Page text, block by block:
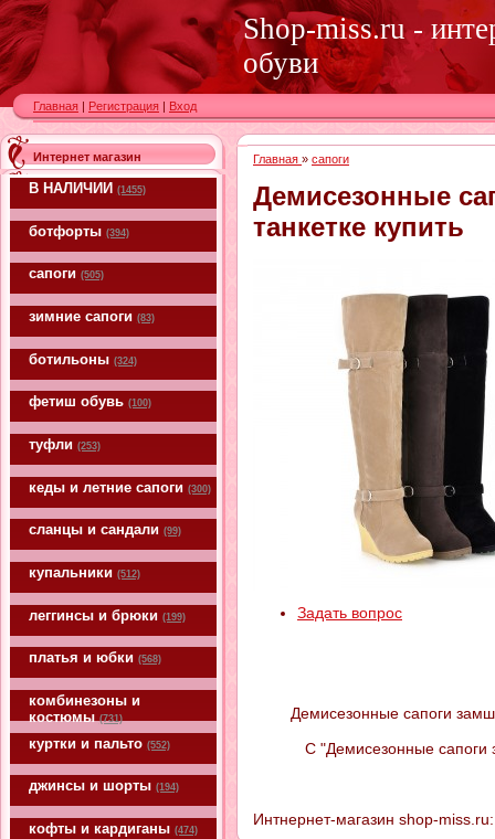
Shop-miss.ru -
обуви
Главная | Регистрация | Вход
Интернет магазин
В НАЛИЧИИ (1455)
ботфорты (394)
сапоги (505)
зимние сапоги (83)
ботильоны (324)
фетиш обувь (100)
туфли (253)
кеды и летние сапоги (300)
сланцы и сандали (99)
купальники (512)
леггинсы и брюки (199)
платья и юбки (568)
комбинезоны и
костюмы (731)
куртки и пальто (552)
джинсы и шорты (194)
кофты и кардиганы (474)
Главная » сапоги
Демисезонные
танкетке купить
Задать вопрос
Демисезонные сапоги
С "Демисезонные сапоги
Интнернет-магазин shop-